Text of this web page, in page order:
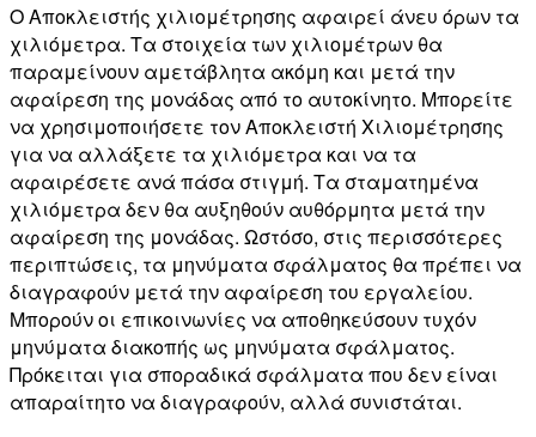
Ο Αποκλειστής χιλιομέτρησης αφαιρεί άνευ όρων τα
χιλιόμετρα. Τα στοιχεία των χιλιομέτρων θα
παραμείνουν αμετάβλητα ακόμη και μετά την
αφαίρεση της μονάδας από το αυτοκίνητο. Μπορείτε
να χρησιμοποιήσετε τον Αποκλειστή Χιλιομέτρησης
για να αλλάξετε τα χιλιόμετρα και να τα
αφαιρέσετε ανά πάσα στιγμή. Τα σταματημένα
χιλιόμετρα δεν θα αυξηθούν αυθόρμητα μετά την
αφαίρεση της μονάδας. Ωστόσο, στις περισσότερες
περιπτώσεις, τα μηνύματα σφάλματος θα πρέπει να
διαγραφούν μετά την αφαίρεση του εργαλείου.
Μπορούν οι επικοινωνίες να αποθηκεύσουν τυχόν
μηνύματα διακοπής ως μηνύματα σφάλματος.
Πρόκειται για σποραδικά σφάλματα που δεν είναι
απαραίτητο να διαγραφούν, αλλά συνιστάται.